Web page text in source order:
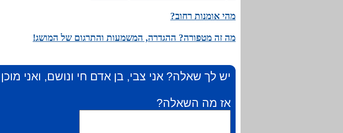
מהי אומנות רחוב?
מה זה מטפורה? ההגדרה, המשמעות והתרגום של המושג!
יש לך שאלה? אני צבי, בן אדם חי ונושם, ואני
אז מה השאלה?